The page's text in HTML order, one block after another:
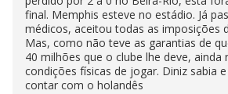
final. Memphis esteve no estádio. Já
médicos, aceitou todas as imposições
Mas, como não teve as garantias de
40 milhões que o clube lhe deve, ainda
condições físicas de jogar. Diniz sabia
contar com o holandês